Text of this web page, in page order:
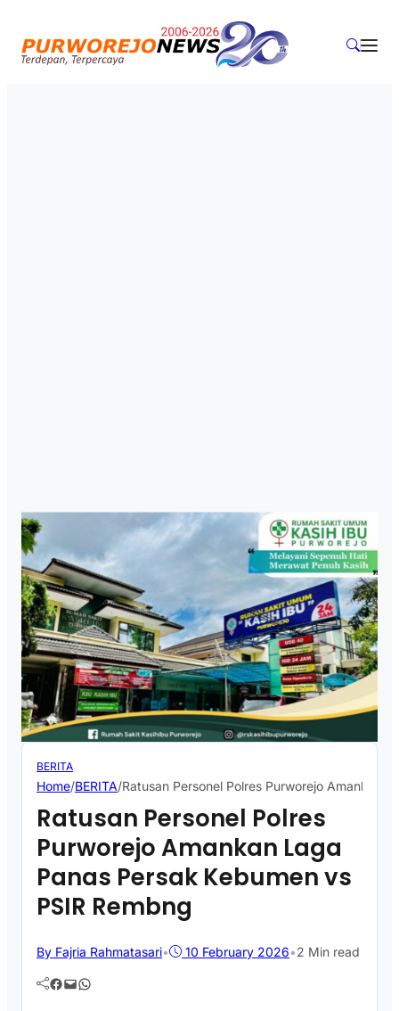
BERITA
Home/BERITA/Ratusan Personel Polres Purworejo Amankan
Ratusan Personel Polres
Purworejo Amankan Laga
Panas Persak Kebumen vs
PSIR Rembng
By Fajria Rahmatasari• 10 February 2026•2 Min read
Facebook Mail WhatsApp